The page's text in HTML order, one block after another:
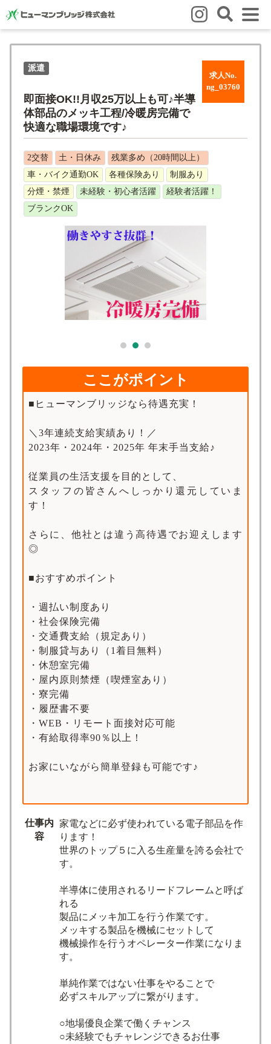
はじめての方
はじめての方 いろいろな働き方 Q&A
就業までの流れ HBのイイネ！
スタッフの方
お友だち紹介キャンペーン
会社概要
会社概要
求人No.
ng_03760
派遣
即面接OK!!月収25万以上も可♪半導
体部品のメッキ工程/冷暖房完備で
快適な職場環境です♪
2交替 土・日休み
残業多め（20時間以上）
車・バイク通勤OK
各種保険あり
制服あり
分煙・禁煙
未経験・初心者活躍
経験者活躍！
ブランクOK
ここがポイント
■ヒューマンブリッジなら待遇充実！
＼3年連続支給実績あり！／
2023年・2024年・2025年 年末手当支給♪
従業員の生活支援を目的として、
スタッフの皆さんへしっかり還元していま
す！
さらに、他社とは違う高待遇でお迎えします
◎
■おすすめポイント
・週払い制度あり
・社会保険完備
・交通費支給（規定あり）
・制服貸与あり（1着目無料）
・休憩室完備
・屋内原則禁煙（喫煙室あり）
・寮完備
・履歴書不要
・WEB・リモート面接対応可能
・有給取得率90％以上！
お家にいながら簡単登録も可能です♪
仕事内
容
家電などに必ず使われている電子部品を作
ります！
世界のトップ５に入る生産量を誇る会社で
す。
半導体に使用されるリードフレームと呼ば
れる
製品にメッキ加工を行う作業です。
メッキする製品を機械にセットして
機械操作を行うオペレーター作業になりま
す。
単純作業ではない仕事をやることで
必ずスキルアップに繋がります。
○地場優良企業で働くチャンス
○未経験でもチャレンジできるお仕事